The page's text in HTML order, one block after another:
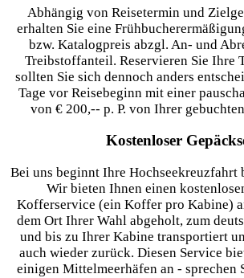
Abhängig von Reisetermin und
erhalten Sie eine
bzw. Katalogpreis abzgl. An- und
Treibstoffanteil. Reservieren Sie Ihre
sollten Sie sich dennoch anders
Tage vor Reisebeginn mit einer
von € 200,-- p. P. von Ihrer
Kostenloser
Bei uns beginnt Ihre Hochseekreuzfahrt
Wir bieten Ihnen einen
Kofferservice (ein Koffer pro Kabine)
dem Ort Ihrer Wahl abgeholt, zum
und bis zu Ihrer Kabine transportiert
auch wieder zurück. Diesen Service
einigen Mittelmeerhäfen an - sprechen